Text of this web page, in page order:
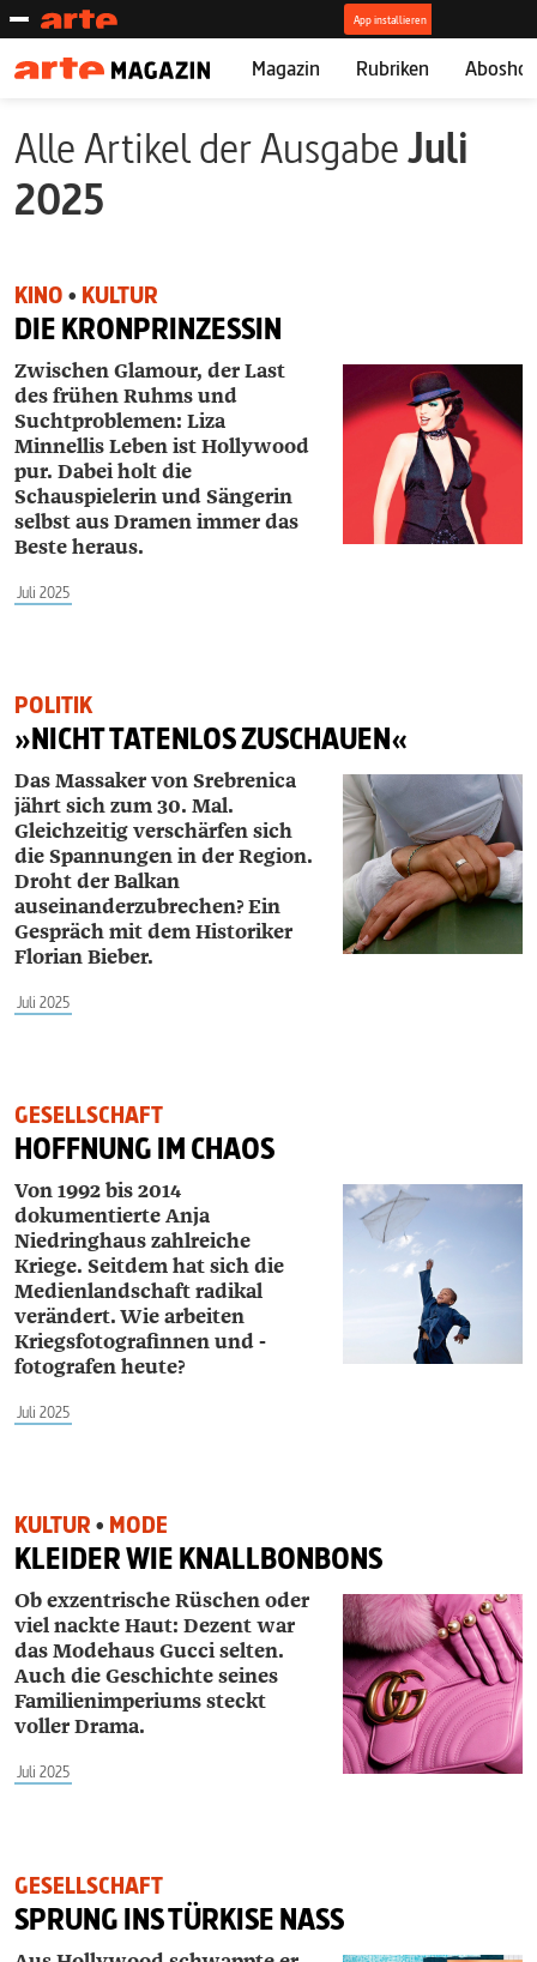
Magazin Rubriken
Alle Artikel der AusgabeJuli
2025
KINO • KULTUR
DIE KRONPRINZESSIN
Zwischen Glamour, der Last
des frühen Ruhms und
Suchtproblemen: Liza
Minnellis Leben ist Hollywood
pur. Dabei holt die
Schauspielerin und Sängerin
selbst aus Dramen immer das
Beste heraus.
Juli 2025
POLITIK
»NICHT TATENLOS ZUSCHAUEN«
Das Massaker von Srebrenica
jährt sich zum 30. Mal.
Gleichzeitig verschärfen sich
die Spannungen in der Region.
Droht der Balkan
auseinanderzubrechen? Ein
Gespräch mit dem Historiker
Florian Bieber.
Juli 2025
GESELLSCHAFT
HOFFNUNG IM CHAOS
Von 1992 bis 2014
dokumentierte Anja
Niedringhaus zahlreiche
Kriege. Seitdem hat sich die
Medienlandschaft radikal
verändert. Wie arbeiten
Kriegsfotografinnen und -
fotografen heute?
Juli 2025
KULTUR • MODE
KLEIDER WIE KNALLBONBONS
Ob exzentrische Rüschen oder
viel nackte Haut: Dezent war
das Modehaus Gucci selten.
Auch die Geschichte seines
Familienimperiums steckt
voller Drama.
Juli 2025
GESELLSCHAFT
SPRUNG INS TÜRKISE NASS